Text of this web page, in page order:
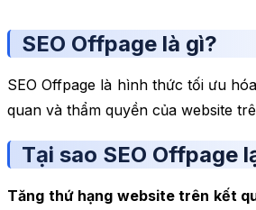
SEO Offpage là gì?
SEO Offpage là hình thức tối ưu
quan và thẩm quyền của website
Tại sao SEO Offpage
Tăng thứ hạng website trên kết